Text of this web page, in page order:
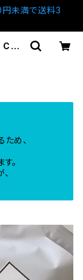
未満で送料3
め、
。